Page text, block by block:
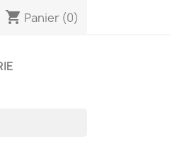
shopping_cart Panier (0)